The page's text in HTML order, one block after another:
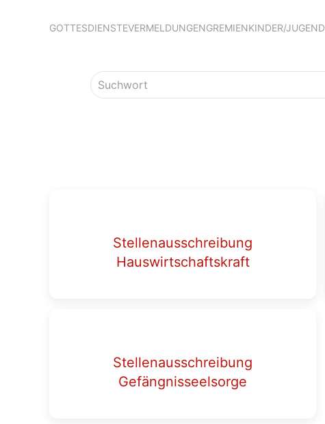
GOTTESDIENSTEVERMELDUNGENGREMIENKINDER/JUGEND
Stellenausschreibung
Hauswirtschaftskraft
Stellenausschreibung
Gefängnisseelsorge